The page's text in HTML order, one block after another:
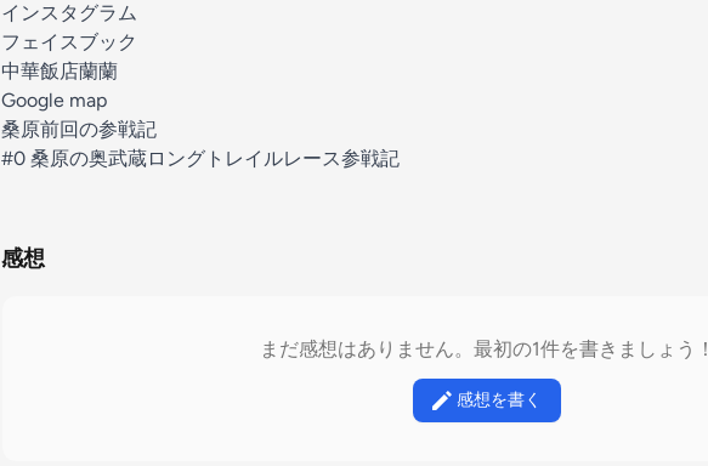
インスタグラム
フェイスブック
中華飯店蘭蘭
Google map
桑原前回の参戦記
#0 桑原の奥武蔵ロングトレイルレース参戦記
感想
まだ感想はありません。最初の1件を書きましょう！
感想を書く